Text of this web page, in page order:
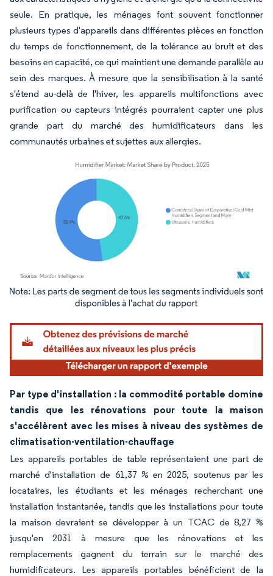
seule. En pratique, les ménages font souvent fonctionner
plusieurs types d'appareils dans différentes pièces en fonction
du temps de fonctionnement, de la tolérance au bruit et des
besoins en capacité, ce qui maintient une demande parallèle au
sein des marques. À mesure que la sensibilisation à la santé
s'étend au-delà de l'hiver, les appareils multifonctions avec
purification ou capteurs intégrés pourraient capter une plus
grande part du marché des humidificateurs dans les
communautés urbaines et sujettes aux allergies.
Image © Mordor Intelligence. La réutilisation nécessite une attribution sous CC BY
Par type d'installation : la commodité portable domine
tandis que les rénovations pour toute la maison
s'accélèrent avec les mises à niveau des systèmes de
climatisation-ventilation-chauffage
Les appareils portables de table représentaient une part de
marché d'installation de 61,37 % en 2025, soutenus par les
locataires, les étudiants et les ménages recherchant une
installation instantanée, tandis que les installations pour toute
la maison devraient se développer à un TCAC de 8,27 %
jusqu'en 2031 à mesure que les rénovations et les
remplacements gagnent du terrain sur le marché des
humidificateurs. Les appareils portables bénéficient de la